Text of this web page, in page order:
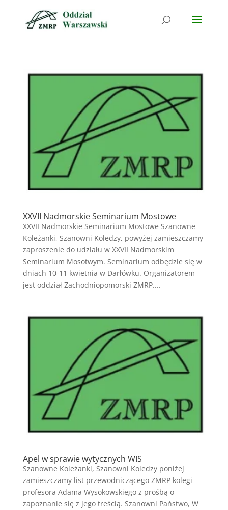
XXVII Nadmorskie Seminarium Mostowe
XXVII Nadmorskie Seminarium Mostowe Szanowne
Koleżanki, Szanowni Koledzy, powyżej zamieszczamy
zaproszenie do udziału w XXVII Nadmorskim
Seminarium Mosotwym. Seminarium odbędzie się w
dniach 10-11 kwietnia w Darłówku. Organizatorem
jest oddział Zachodniopomorski ZMRP....
Apel w sprawie wytycznych WIS
Szanowne Koleżanki, Szanowni Koledzy poniżej
zamieszczamy list przewodniczącego ZMRP kolegi
profesora Adama Wysokowskiego z prośbą o
zapoznanie się z jego treścią. Szanowni Państwo, W